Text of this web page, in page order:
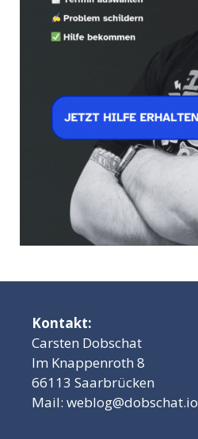
Kontakt:
Carsten Dobschat
Im Knappenroth 8
66113 Saarbrücken
Mail: weblog@dobschat.io